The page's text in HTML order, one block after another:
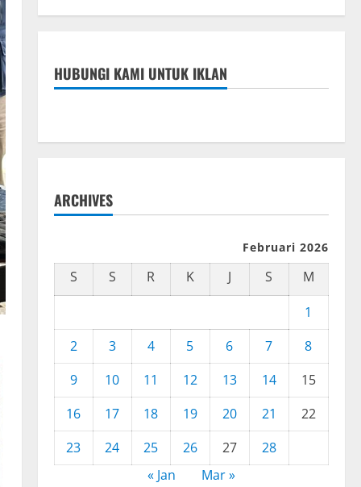
HUBUNGI KAMI UNTUK IKLAN
ARCHIVES
Februari 2026
S S R K J S
M
1
2
3 4 5 6 7
8
9
10 11 12 13 14
15
16
17 18 19 20 21
22
23
24 25 26 27
28
« Jan
Mar »